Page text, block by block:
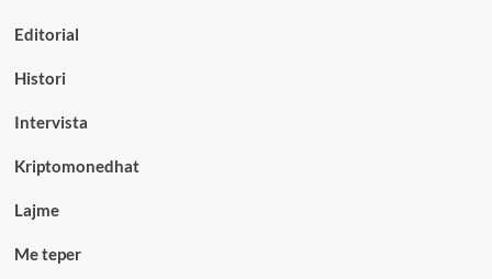
Editorial
Histori
Intervista
Kriptomonedhat
Lajme
Me teper